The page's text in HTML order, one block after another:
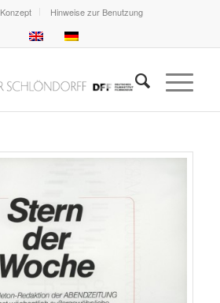
Konzept Hinweise zur Benutzung